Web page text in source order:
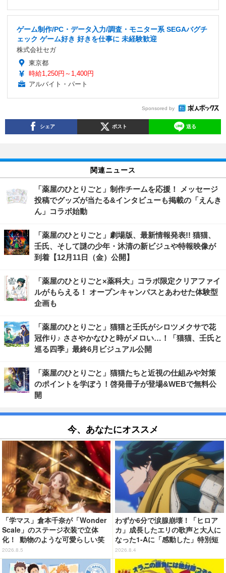
ゲーム制作/PC・データ入力/調査・モニター系 SEGAバグチ
ェック ゲーム好き 好きを仕事に 未経験歓迎
株式会社セガ
東京都
時給1,250円～1,400円
アルバイト・パート
Sponsored by
シェア ポスト 送る
関連ニュース
「薬屋のひとりごと」制作チームを応援！ メッセージ
投稿でグッズが当たる&インタビューも掲載の「えんき
ん」コラボ始動
「薬屋のひとりごと」劇場版、最新情報発表!! 猫猫、
壬氏、そして謎の少年・沐清の新ビジュや特報映像が
到着【12月11日（金）公開】
「薬屋のひとりごと×薬科大」コラボ限定クリアファイ
ルがもらえる！ オープンキャンパスとあわせた体験型
企画も
「薬屋のひとりごと」猫猫と壬氏がシロツメクサで花
冠作り♪ ささやかなひと時がメロい…！「猫猫、壬氏と
巡る四季」最終6月ビジュアル公開
「薬屋のひとりごと」猫猫たちと近視の仕組みや対策
のポイントを学ぼう！啓発冊子が登場&WEBで無料公
開
今、あなたにオススメ
「学マス」倉本千奈が「Wonder
Scale」のステージ衣装で立体
化！ 動物のような可愛らしい笑
顔が眩しい♪
2026.8.5
わずか6分で涙腺崩壊！「ヒロア
カ」成長したエリの歌声と大人に
なった1-Aに「感動した」特別短
編「I am a hero too」【ネタバ
レあり反応まとめ】
2026.8.4